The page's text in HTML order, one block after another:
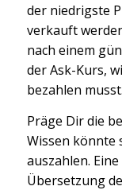
der niedrigste
verkauft
nach einem
der Ask-Kurs,
bezahlen musst.
Präge Dir die
Wissen könnte
auszahlen.
Übersetzung